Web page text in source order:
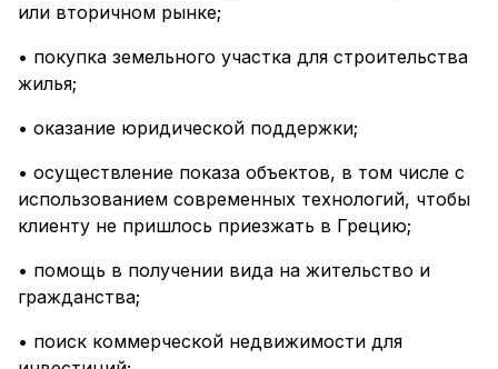
или вторичном рынке;
• покупка земельного участка для строительства
жилья;
• оказание юридической поддержки;
• осуществление показа объектов, в том числе с
использованием современных технологий, чтобы
клиенту не пришлось приезжать в Грецию;
• помощь в получении вида на жительство и
гражданства;
• поиск коммерческой недвижимости для